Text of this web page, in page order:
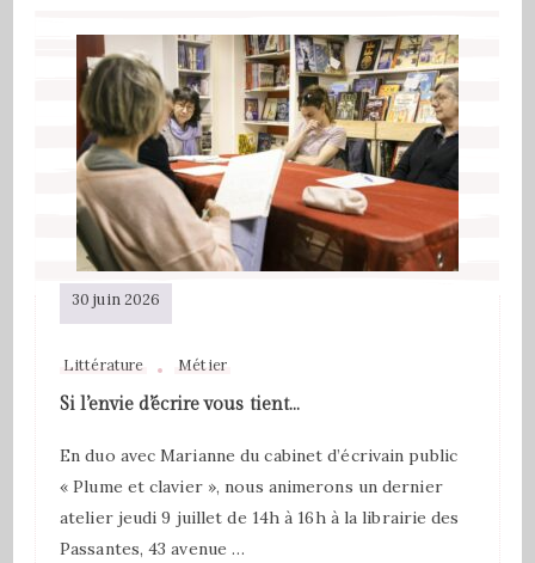
30 juin 2026
Littérature Métier
Si l’envie d’écrire vous tient…
En duo avec Marianne du cabinet d’écrivain public
« Plume et clavier », nous animerons un dernier
atelier jeudi 9 juillet de 14h à 16h à la librairie des
Passantes, 43 avenue …